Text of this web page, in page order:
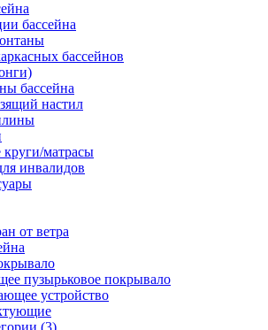
бассейна
бассейнов
бассейна
настил
матрасы
инвалидов
от ветра
пузырьковое покрывало
устройство
(3)